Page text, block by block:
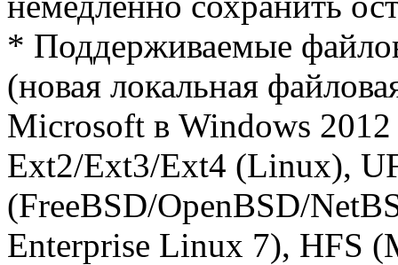
* Поддерживаемые
(новая локальная
Microsoft в Windows 2012
Ext2/Ext3/Ext4 (Linux),
(FreeBSD/OpenBSD/
Enterprise Linux 7), HFS